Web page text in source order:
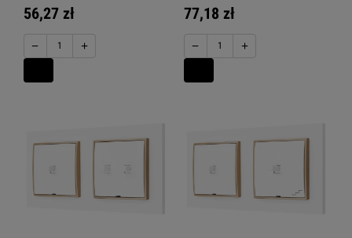
56,27 zł
− +
77,18 zł
− +